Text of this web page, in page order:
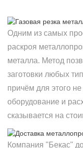
Одним из самых
раскроя
металла. Метод
заготовки любых
причём для этого
оборудование и
сказывается на
Компания "Бекас"